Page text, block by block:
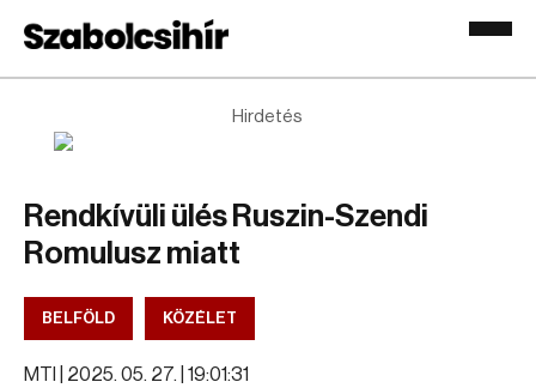
Hirdetés
Rendkívüli ülés Ruszin-Szendi
Romulusz miatt
BELFÖLD KÖZÉLET
MTI | 2025. 05. 27. | 19:01:31